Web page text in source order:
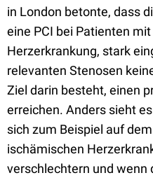
in London betonte, dass
eine PCI bei Patienten
Herzerkrankung, stark
relevanten Stenosen
Ziel darin besteht, einen
erreichen. Anders sieht
sich zum Beispiel auf
ischämischen
verschlechtern und wenn